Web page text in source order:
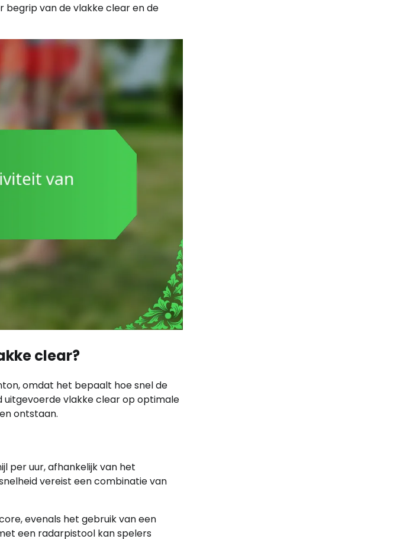
begrip van de vlakke clear en de
clear?
omdat het bepaalt hoe snel de
uitgevoerde vlakke clear op optimale
ontstaan.
per uur, afhankelijk van het
vereist een combinatie van
evenals het gebruik van een
een radarpistool kan spelers